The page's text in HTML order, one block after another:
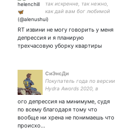
так искренне, так нежно,
как дай вам бог любимой
быть другим
RT извини не могу говорить у меня
депрессия и я планирую
трехчасовую уборку квартиры
СиЭнсДи
Покупатель года по версии
Hydra Awords 2020, в
ого депрессия на минимуме, судя
по всему благодаря тому что
вообще ни хрена не понимаешь что
происхо…